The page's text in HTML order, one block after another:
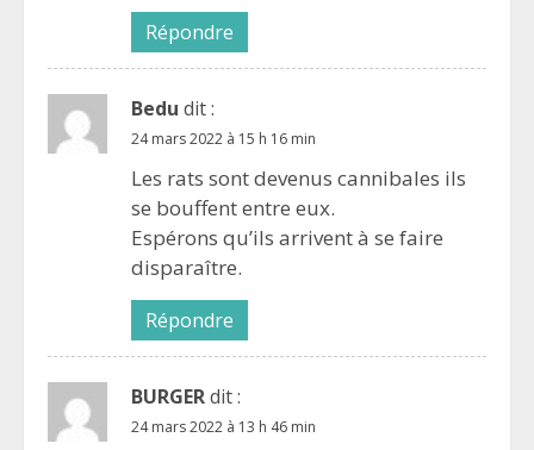
Répondre
Bedu dit :
24 mars 2022 à 15 h 16 min
Les rats sont devenus cannibales ils
se bouffent entre eux.
Espérons qu’ils arrivent à se faire
disparaître.
Répondre
BURGERdit :
24 mars 2022 à 13 h 46 min